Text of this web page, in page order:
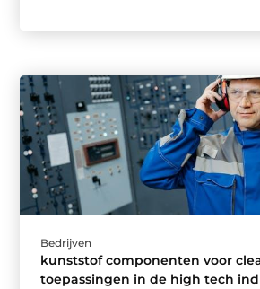
Bedrijven
kunststof componenten voor
toepassingen in de high tech